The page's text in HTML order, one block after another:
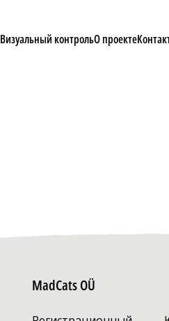
Визуальный контрольО проекте
MadCats OÜ